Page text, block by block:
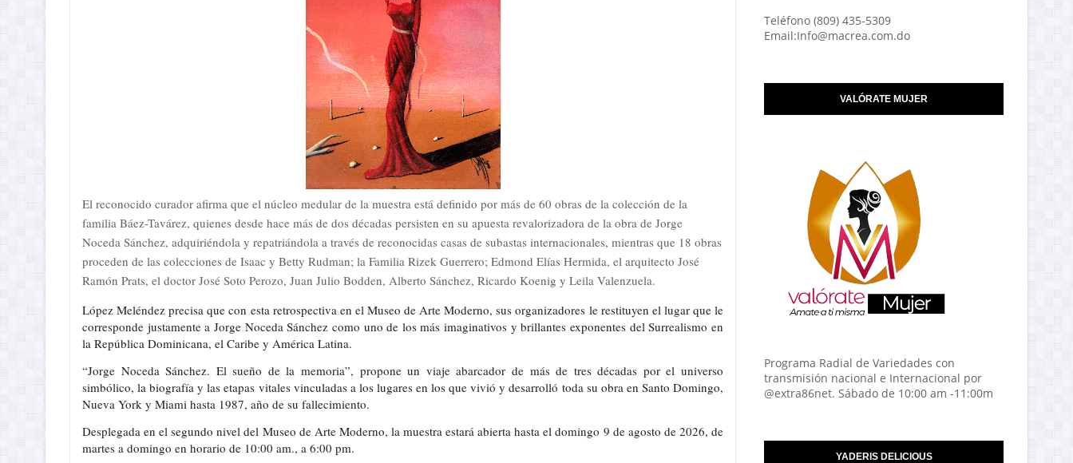
El reconocido curador afirma que el núcleo medular de la muestra está definido por más de 60 obras de la colección de la
familia Báez-Tavárez, quienes desde hace más de dos décadas persisten en su apuesta revalorizadora de la obra de Jorge
Noceda Sánchez, adquiriéndola y repatriándola a través de reconocidas casas de subastas internacionales, mientras que 18 obras
proceden de las colecciones de Isaac y Betty Rudman; la Familia Rizek Guerrero; Edmond Elías Hermida, el arquitecto José
Ramón Prats, el doctor José Soto Perozo, Juan Julio Bodden, Alberto Sánchez, Ricardo Koenig y Leila Valenzuela.
López Meléndez precisa que con esta retrospectiva en el Museo de Arte Moderno, sus organizadores le restituyen el lugar que le
corresponde justamente a Jorge Noceda Sánchez como uno de los más imaginativos y brillantes exponentes del Surrealismo en
la República Dominicana, el Caribe y América Latina.
“Jorge Noceda Sánchez. El sueño de la memoria”, propone un viaje abarcador de más de tres décadas por el universo
simbólico, la biografía y las etapas vitales vinculadas a los lugares en los que vivió y desarrolló toda su obra en Santo Domingo,
Nueva York y Miami hasta 1987, año de su fallecimiento.
Desplegada en el segundo nivel del Museo de Arte Moderno, la muestra estará abierta hasta el domingo 9 de agosto de 2026, de
martes a domingo en horario de 10:00 am., a 6:00 pm.
Teléfono (809) 435-5309
Email:Info@macrea.com.do
VALÓRATE MUJER
Programa Radial de Variedades con
transmisión nacional e Internacional por
@extra86net. Sábado de 10:00 am -11:00m
YADERIS DELICIOUS